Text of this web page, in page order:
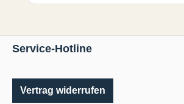
Service-Hotline
Vertrag widerrufen